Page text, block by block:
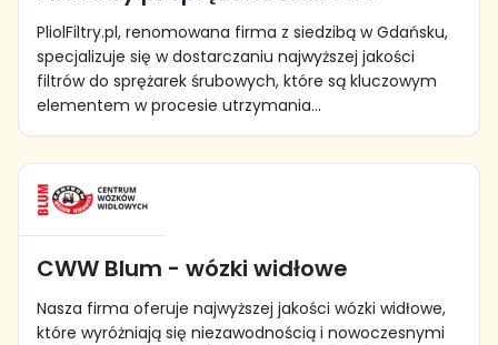
PliolFiltry.pl, renomowana firma z siedzibą w Gdańsku,
specjalizuje się w dostarczaniu najwyższej jakości
filtrów do sprężarek śrubowych, które są kluczowym
elementem w procesie utrzymania...
CWW Blum - wózki widłowe
Nasza firma oferuje najwyższej jakości wózki widłowe,
które wyróżniają się niezawodnością i nowoczesnymi